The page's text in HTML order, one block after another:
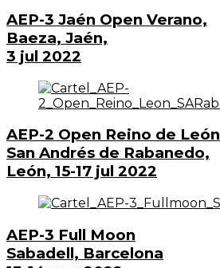
AEP-3 Jaén Open Verano,
Baeza, Jaén,
3 jul 2022
AEP-2 Open Reino de León
San Andrés de Rabanedo,
León, 15-17 jul 2022
AEP-3 Full Moon
Sabadell, Barcelona